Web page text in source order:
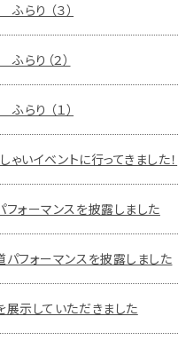
らり （３）
らり（２）
らり （１）
ゃいイベントに行ってきました！
ォーマンスを披露しました
フォーマンスを披露しました
示していただきました